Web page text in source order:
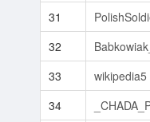
31
32
33
wikipedia5
34